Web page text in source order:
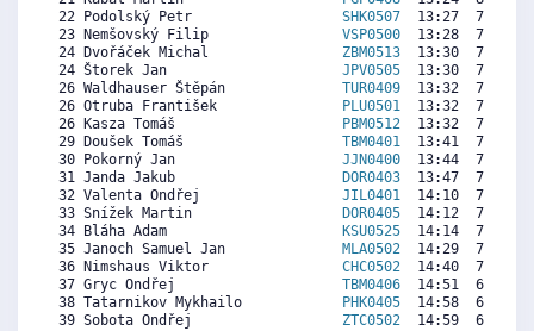
22 Podolský Petr SHK0507
13:27  7984
23 Nemšovský Filip VSP0500
13:28  7971
24 Dvořáček Michal ZBM0513
13:30  7945
24 Štorek Jan JPV0505
13:30  7945
26 Waldhauser Štěpán TUR0409
13:32  7920
26 Otruba František
PLU0501
13:32  7920
26 Kasza Tomáš
PBM0512
13:32  7920
29 Doušek Tomáš TBM0401
13:41  7805
30 Pokorný Jan JJN0400
13:44  7766
31 Janda Jakub
DOR0403
13:47  7728
32 Valenta Ondřej JIL0401
14:10  7433
33 Snížek Martin
DOR0405
14:12  7408
34 Bláha Adam
KSU0525
14:14  7382
35 Janoch Samuel Jan MLA0502
14:29  7190
36 Nimshaus Viktor CHC0502
14:40  7049
37 Gryc Ondřej TBM0406
14:51  6909
38 Tatarnikov Mykhailo
PHK0405
14:58  6819
39 Sobota Ondřej ZTC0502
14:59  6806